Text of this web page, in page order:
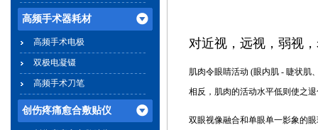
高频手术器耗材
高频手术电极
双极电凝镊
高频手术刀笔
创伤疼痛愈合敷贴仪
对近视 ， 远视 ，弱视
肌肉令眼睛活动 (眼内肌 - 睫状肌
相反，肌肉的活动水平低则使之
双眼视像融合和单眼单一影象的